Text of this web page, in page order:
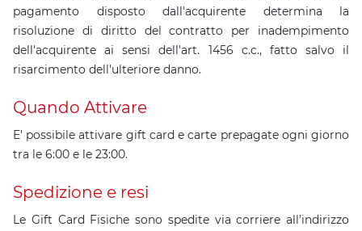
pagamento disposto dall'acquirente determina la
risoluzione di diritto del contratto per inadempimento
dell'acquirente ai sensi dell'art. 1456 c.c., fatto salvo il
risarcimento dell'ulteriore danno.
Quando Attivare
E' possibile attivare gift card e carte prepagate ogni giorno
tra le 6:00 e le 23:00.
Spedizione e resi
Le Gift Card Fisiche sono spedite via corriere all’indirizzo